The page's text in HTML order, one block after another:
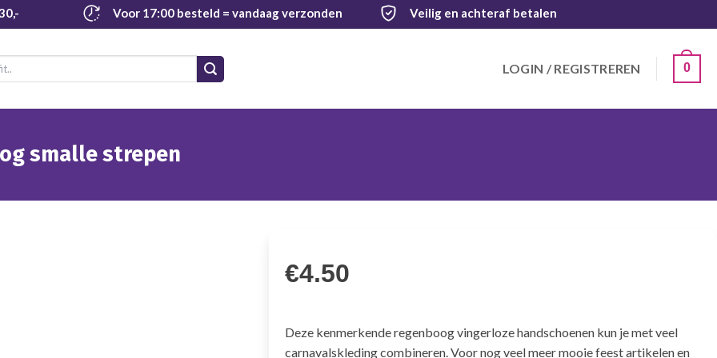
Voor 17:00 besteld = vandaag verzonden Veilig en achteraf betalen
LOGIN / REGISTREREN 0
smalle strepen
€4.50
Deze kenmerkende regenboog vingerloze handschoenen kun je met veel
carnavalskleding combineren. Voor nog veel meer mooie feest artikelen en